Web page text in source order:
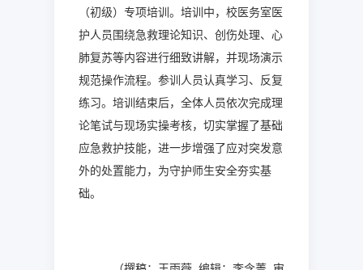
（初级）专项培训。培训中，校医务室医
护人员围绕急救理论知识、创伤处理、心
肺复苏等内容进行细致讲解，并现场演示
规范操作流程。参训人员认真学习、反复
练习。培训结束后，全体人员依次完成理
论笔试与现场实操考核，切实掌握了基础
应急救护技能，进一步增强了应对突发意
外的处置能力，为守护师生安全夯实基
础。